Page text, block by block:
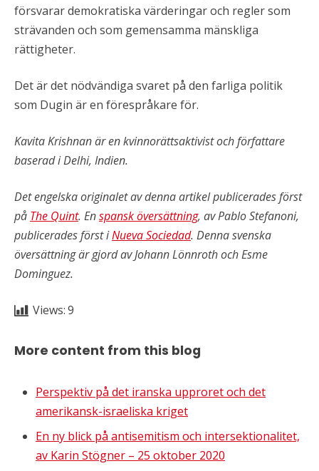
försvarar demokratiska värderingar och regler som
strävanden och som gemensamma mänskliga
rättigheter.
Det är det nödvändiga svaret på den farliga politik
som Dugin är en förespråkare för.
Kavita Krishnan är en kvinnorättsaktivist och författare
baserad i Delhi, Indien.
Det engelska originalet av denna artikel publicerades först
på The Quint. Enspansk översättning, av Pablo Stefanoni,
publicerades först iNueva Sociedad. Denna svenska
översättning är gjord av Johann Lönnroth och Esme
Dominguez.
Views:9
More content from this blog
Perspektiv på det iranska upproret och det
amerikansk-israeliska kriget
En ny blick på antisemitism och intersektionalitet,
av Karin Stögner – 25 oktober 2020